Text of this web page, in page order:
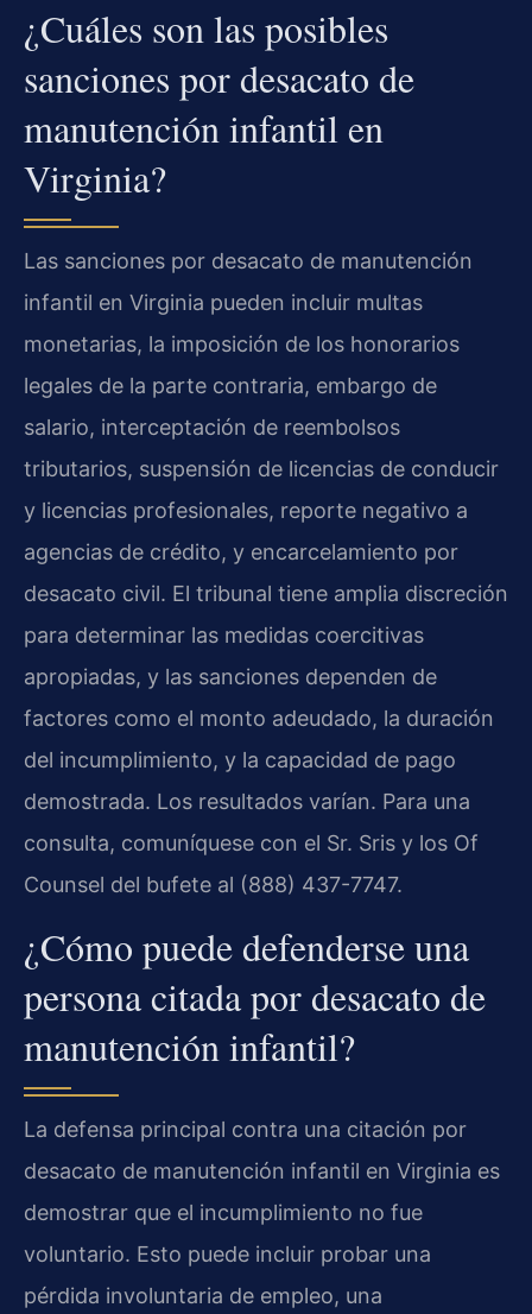
¿Cuáles son las posibles
sanciones por desacato de
manutención infantil en
Virginia?
Las sanciones por desacato de manutención
infantil en Virginia pueden incluir multas
monetarias, la imposición de los honorarios
legales de la parte contraria, embargo de
salario, interceptación de reembolsos
tributarios, suspensión de licencias de conducir
y licencias profesionales, reporte negativo a
agencias de crédito, y encarcelamiento por
desacato civil. El tribunal tiene amplia discreción
para determinar las medidas coercitivas
apropiadas, y las sanciones dependen de
factores como el monto adeudado, la duración
del incumplimiento, y la capacidad de pago
demostrada. Los resultados varían. Para una
consulta, comuníquese con el Sr. Sris y los Of
Counsel del bufete al (888) 437-7747.
¿Cómo puede defenderse una
persona citada por desacato de
manutención infantil?
La defensa principal contra una citación por
desacato de manutención infantil en Virginia es
demostrar que el incumplimiento no fue
voluntario. Esto puede incluir probar una
pérdida involuntaria de empleo, una